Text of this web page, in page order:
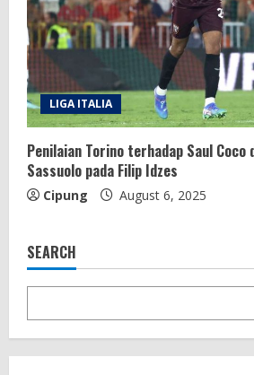
LIGA ITALIA
Penilaian Torino terhadap Saul Coco
Sassuolo pada Filip Idzes
Cipung August 6, 2025
SEARCH